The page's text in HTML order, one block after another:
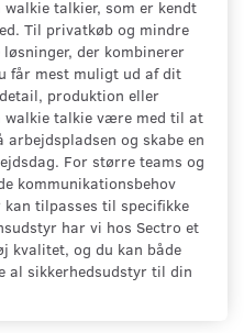
talkier, som er kendt
Til privatkøb og mindre
der kombinerer
får mest muligt ud af dit
produktion eller
walkie talkie være med til at
og skabe en
For større teams og
kommunikationsbehov
tilpasses til specifikke
har vi hos Sectro et
kvalitet, og du kan både
al sikkerhedsudstyr til din